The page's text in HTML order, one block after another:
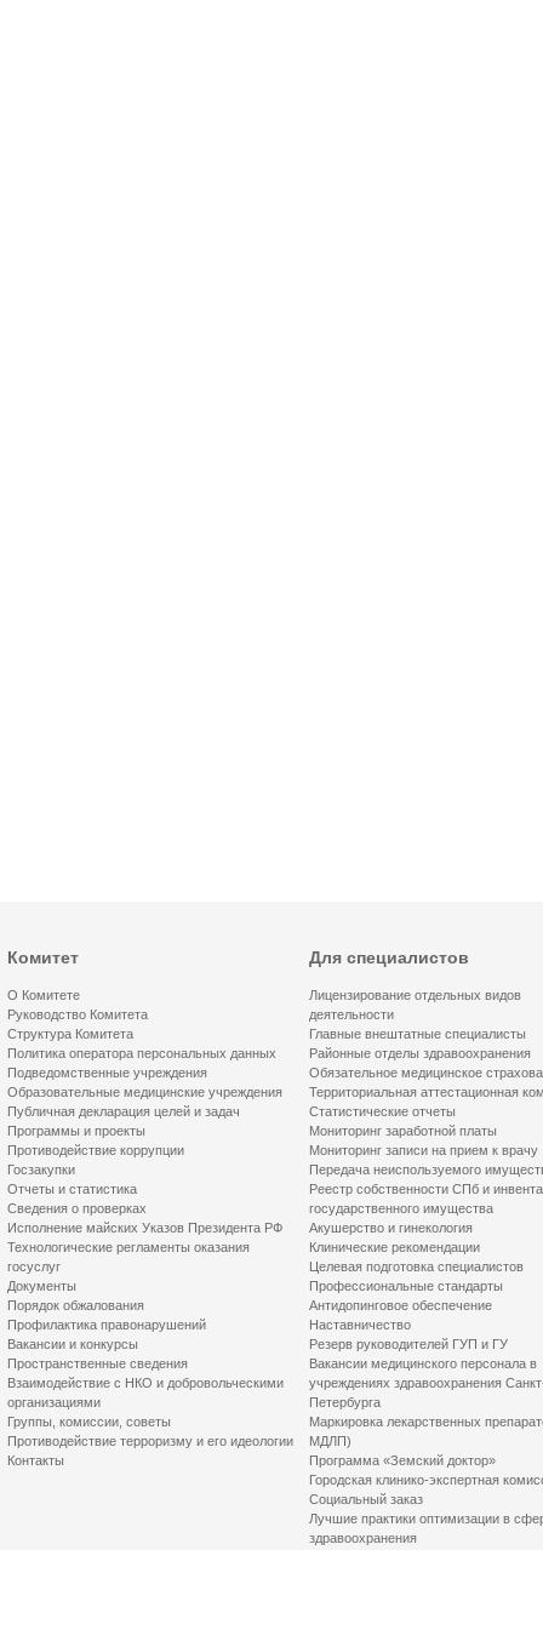
Комитет
О Комитете
Руководство Комитета
Структура Комитета
Политика оператора персональных данных
Подведомственные учреждения
Образовательные медицинские учреждения
Публичная декларация целей и задач
Программы и проекты
Противодействие коррупции
Госзакупки
Отчеты и статистика
Сведения о проверках
Исполнение майских Указов Президента РФ
Технологические регламенты оказания
госуслуг
Документы
Порядок обжалования
Профилактика правонарушений
Вакансии и конкурсы
Пространственные сведения
Взаимодействие с НКО и добровольческими
организациями
Группы, комиссии, советы
Противодействие терроризму и его идеологии
Контакты
Для специалистов
Лицензирование отдельных видов
деятельности
Главные внештатные специалисты
Районные отделы здравоохранения
Обязательное медицинское
Территориальная аттестационная
Статистические отчеты
Мониторинг заработной платы
Мониторинг записи на прием к врачу
Передача неиспользуемого
Реестр собственности СПб и
государственного имущества
Акушерство и гинекология
Клинические рекомендации
Целевая подготовка специалистов
Профессиональные стандарты
Антидопинговое обеспечение
Наставничество
Резерв руководителей ГУП и ГУ
Вакансии медицинского персонала в
учреждениях здравоохранения
Петербурга
Маркировка лекарственных
МДЛП)
Программа «Земский доктор»
Городская клинико-экспертная
Социальный заказ
Лучшие практики оптимизации в
здравоохранения